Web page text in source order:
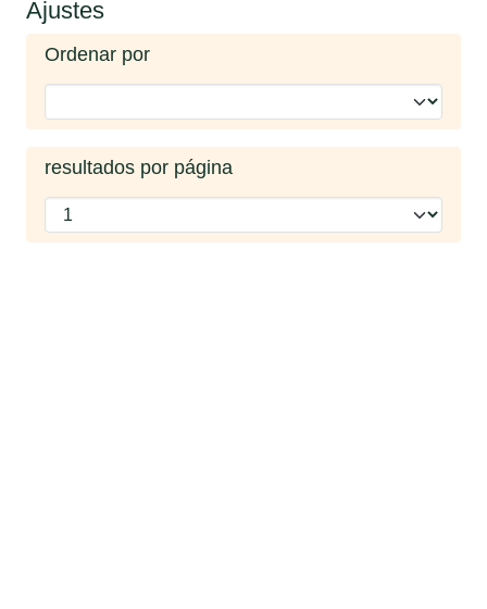
Ajustes
Ordenar por
resultados por página